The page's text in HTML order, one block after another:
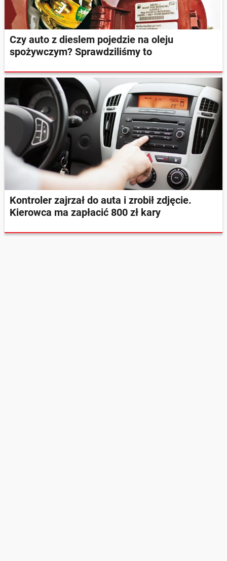
Czy auto z dieslem pojedzie na oleju
spożywczym? Sprawdziliśmy to
Kontroler zajrzał do auta i zrobił zdjęcie.
Kierowca ma zapłacić 800 zł kary